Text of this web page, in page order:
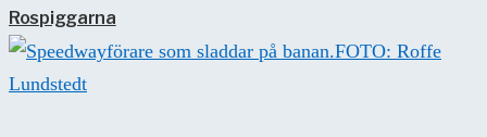
Rospiggarna
FOTO: Roffe
Lundstedt